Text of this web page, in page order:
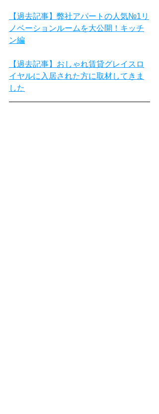
【過去記事】弊社アパートの人気№1リ
ノベーションルームを大公開！キッチ
ン編
【過去記事】おしゃれ賃貸グレイスロ
イヤルに入居された方に取材してきま
した